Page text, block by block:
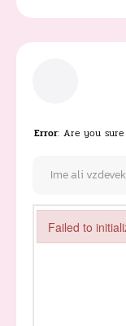
Error: Are you
Failed to
Failed to